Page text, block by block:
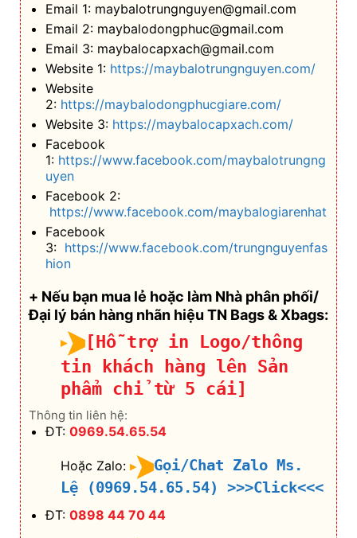
Email 1: maybalotrungnguyen@gmail.com
Email 2: maybalodongphuc@gmail.com
Email 3: maybalocapxach@gmail.com
Website 1: https://maybalotrungnguyen.com/
Website
2: https://maybalodongphucgiare.com/
Website 3: https://maybalocapxach.com/
Facebook
1: https://www.facebook.com/maybalotrungng
uyen
Facebook 2:
https://www.facebook.com/maybalogiarenhat
Facebook
3: https://www.facebook.com/trungnguyenfas
hion
+ Nếu bạn mua lẻ hoặc làm Nhà phân phối/
Đại lý bán hàng nhãn hiệu TN Bags & Xbags:
[Hỗ trợ in Logo/thông
tin khách hàng lên Sản
phẩm chỉ từ 5 cái]
Thông tin liên hệ:
ĐT: 0969.54.65.54
Hoặc Zalo:
Gọi/Chat Zalo Ms.
Lệ (0969.54.65.54)
>>>Click<<<
ĐT: 0898 44 70 44